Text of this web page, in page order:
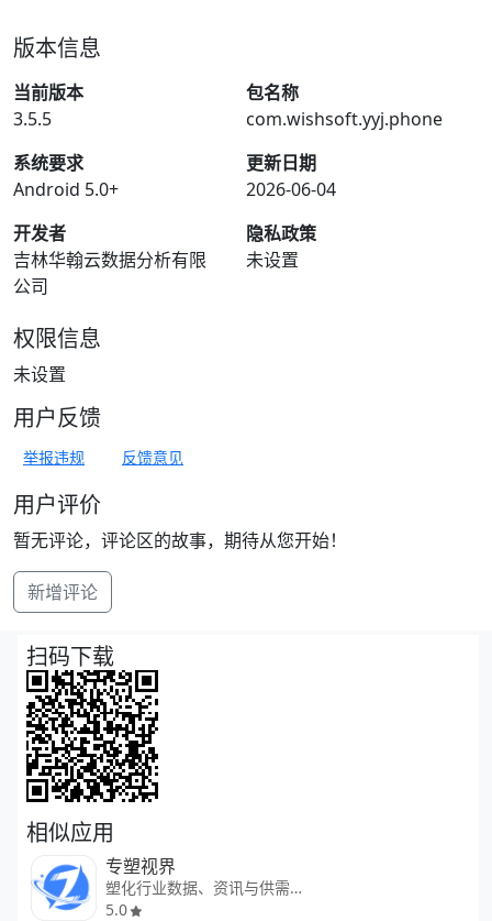
版本信息
当前版本
3.5.5
包名称
com.wishsoft.yyj.phone
系统要求
Android 5.0+
更新日期
2026-06-04
开发者
吉林华翰云数据分析有限
公司
隐私政策
未设置
权限信息
未设置
用户反馈
举报违规 反馈意见
用户评价
暂无评论，评论区的故事，期待从您开始！
新增评论
扫码下载
相似应用
专塑视界
塑化行业数据、资讯与供需平台
5.0